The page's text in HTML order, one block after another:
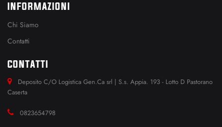
INFORMAZIONI
Chi Siamo
Contatti
CONTATTI
Deposito C/O Logistica Gen.Ca srl | S.s. Appia. 193 - Lotto D Pastorano
Caserta
0823654798